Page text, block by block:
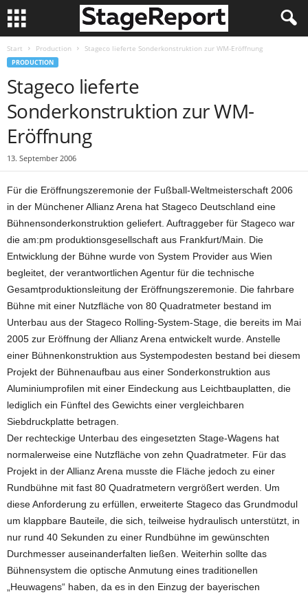
Start Production Stageco lieferte Sonderkonstruktion zur WM-Eröffnung
PRODUCTION
Stageco lieferte
Sonderkonstruktion zur WM-
Eröffnung
13. September 2006
Für die Eröffnungszeremonie der Fußball-Weltmeisterschaft 2006
in der Münchener Allianz Arena hat Stageco Deutschland eine
Bühnensonderkonstruktion geliefert. Auftraggeber für Stageco war
die am:pm produktionsgesellschaft aus Frankfurt/Main. Die
Entwicklung der Bühne wurde von System Provider aus Wien
begleitet, der verantwortlichen Agentur für die technische
Gesamtproduktionsleitung der Eröffnungszeremonie. Die fahr­bare
Bühne mit einer Nutzfläche von 80 Quadratmeter bestand im
Unterbau aus der Stageco Rolling-System-Stage, die bereits im Mai
2005 zur Eröffnung der Allianz Arena ent­wickelt wurde. Anstelle
einer Bühnenkonstruktion aus Systempodesten bestand bei diesem
Projekt der Bühnenaufbau aus einer Sonderkonstruktion aus
Aluminiumpro­filen mit einer Eindeckung aus Leichtbauplatten, die
lediglich ein Fünftel des Gewichts einer vergleichbaren
Siebdruckplatte betragen.
Der rechteckige Unterbau des eingesetzten Stage-Wagens hat
normalerweise eine Nutzfläche von zehn Quadratmeter. Für das
Projekt in der Allianz Arena musste die Flä­che jedoch zu einer
Rundbühne mit fast 80 Quadratmetern vergrößert werden. Um
diese Anforderung zu erfüllen, erweiterte Stageco das Grundmodul
um klappbare Bauteile, die sich, teilweise hydraulisch unterstützt, in
nur rund 40 Sekunden zu einer Rundbühne im gewünschten
Durchmesser auseinanderfalten ließen. Weiterhin sollte das
Bühnensystem die optische Anmutung eines traditionellen
„Heuwagens“ haben, da es in den Einzug der bayerischen